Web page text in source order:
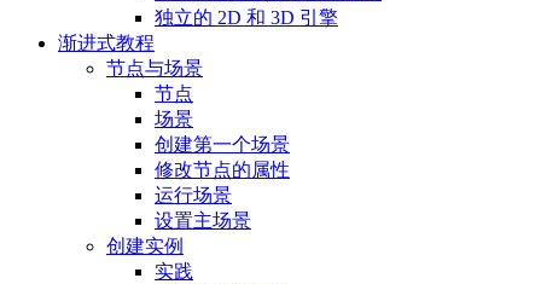
独立的 2D 和 3D 引擎
渐进式教程
节点与场景
节点
场景
创建第一个场景
修改节点的属性
运行场景
设置主场景
创建实例
实践